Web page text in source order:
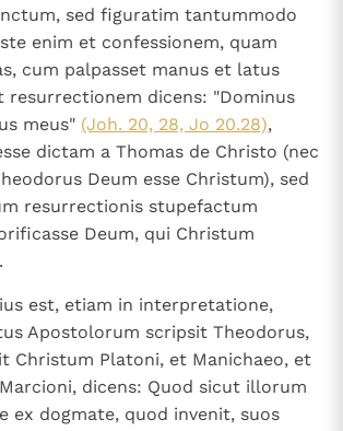
sed figuratim tantummodo
enim et confessionem, quam
cum palpasset manus et latus
resurrectionem dicens: "Dominus
meus" (Joh. 20, 28, Jo 20.28),
dictam a Thomas de Christo (nec
Deum esse Christum), sed
resurrectionis stupefactum
Deum, qui Christum
est, etiam in interpretatione,
Apostolorum scripsit Theodorus,
Christum Platoni, et Manichaeo, et
dicens: Quod sicut illorum
ex dogmate, quod invenit, suos